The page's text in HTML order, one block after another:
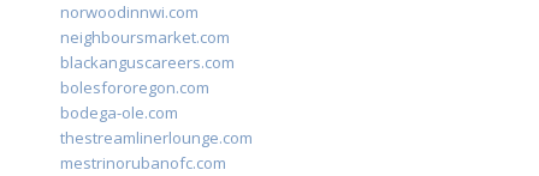
norwoodinnwi.com
neighboursmarket.com
blackanguscareers.com
bolesfororegon.com
bodega-ole.com
thestreamlinerlounge.com
mestrinorubanofc.com